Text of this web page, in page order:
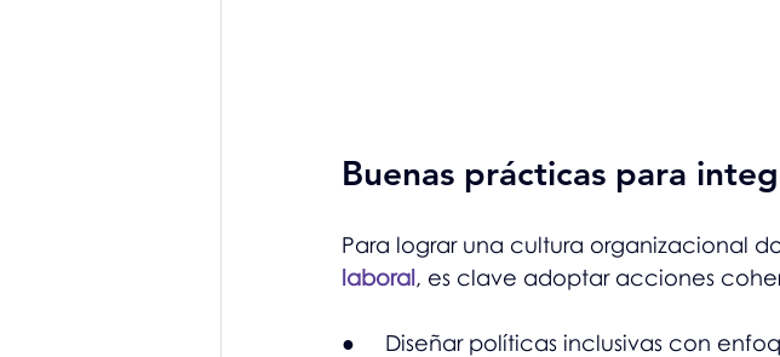
Buenas prácticas para
Para lograr una cultura organizacional
laboral, es clave adoptar acciones
●     Diseñar políticas inclusivas con